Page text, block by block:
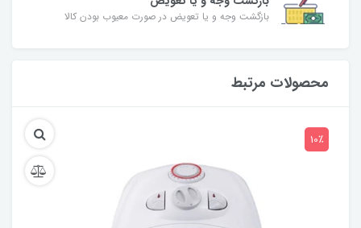
بازگشت وجه و یا تعویض در صورت معیوب بودن کالا
محصولات مرتبط
10٪